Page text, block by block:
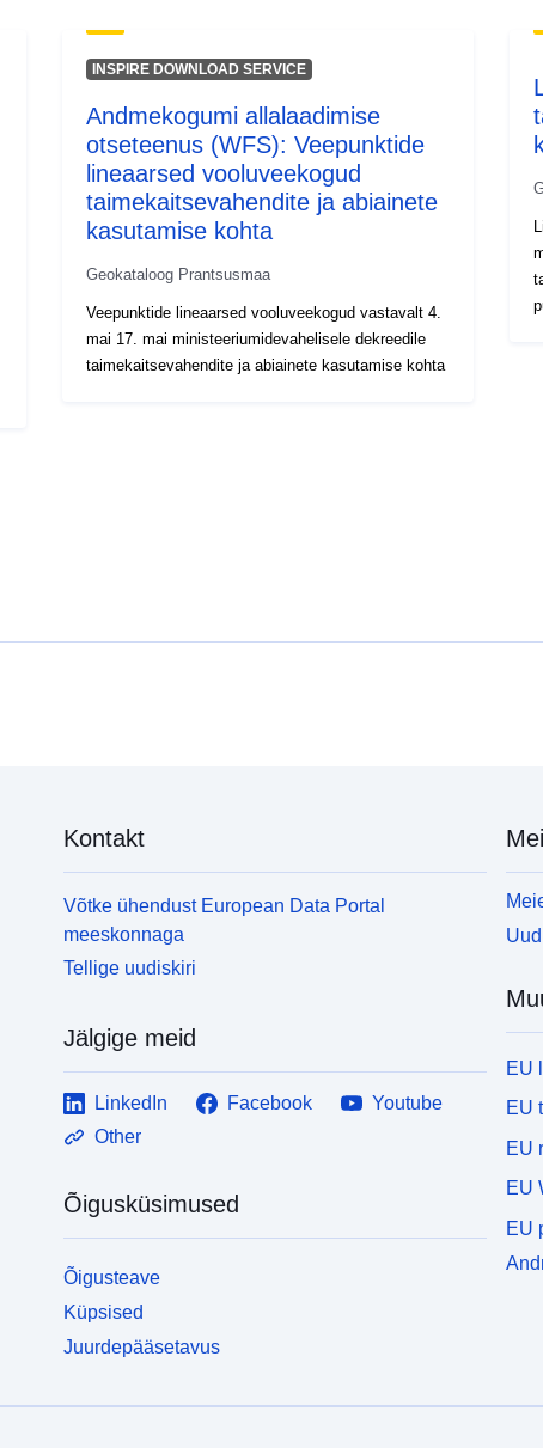
INSPIRE DOWNLOAD SERVICE
Andmekogumi allalaadimise
otseteenus (WFS): Veepunktide
lineaarsed vooluveekogud
taimekaitsevahendite ja abiainete
kasutamise kohta
Geokataloog Prantsusmaa
Veepunktide lineaarsed vooluveekogud vastavalt 4.
mai 17. mai ministeeriumidevahelisele dekreedile
taimekaitsevahendite ja abiainete kasutamise kohta
Kontakt
Võtke ühendust European Data Portal
meeskonnaga
Tellige uudiskiri
Jälgige meid
LinkedIn Facebook
Youtube
Other
Õigusküsimused
Õigusteave
Küpsised
Juurdepääsetavus
EU
EU
EU
EU
EU